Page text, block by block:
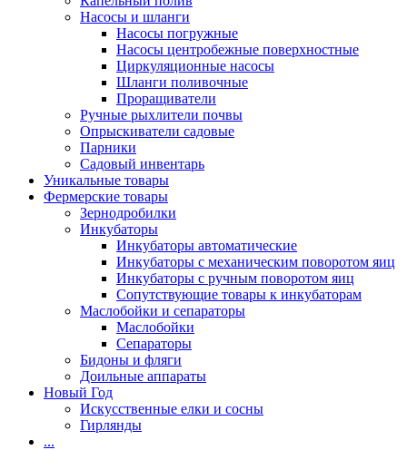
Насосы и шланги
Насосы погружные
Насосы центробежные поверхностные
Циркуляционные насосы
Шланги поливочные
Проращиватели
Ручные рыхлители почвы
Опрыскиватели садовые
Парники
Садовый инвентарь
Уникальные товары
Фермерские товары
Зернодробилки
Инкубаторы
Инкубаторы автоматические
Инкубаторы с механическим поворотом яиц
Инкубаторы с ручным поворотом яиц
Сопутствующие товары к инкубаторам
Маслобойки и сепараторы
Маслобойки
Сепараторы
Бидоны и фляги
Доильные аппараты
Новый Год
Искусственные елки и сосны
Гирлянды
...